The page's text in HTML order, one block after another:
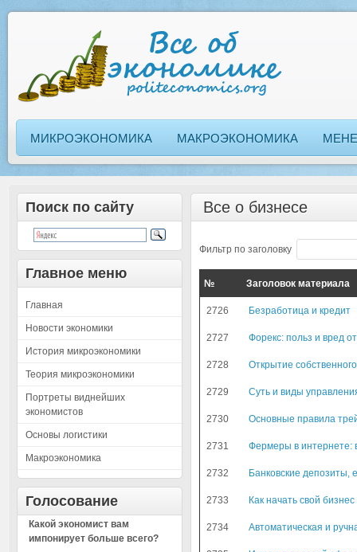
МИКРОЭКОНОМИКА МАКРОЭКОНОМИКА
Поиск по сайту
Главное меню
Главная
Новости экономики
История микроэкономики
Теория микроэкономики
Портреты виднейших
экономистов
Основы логистики
Макроэкономика
Голосование
Какой экономист вам
импонирует больше всего?
Все о бизнесе
Фильтр по заголовку
№ Заголовок материала
2726 Безработица и кредит
2727 Форекс: польз и вред
2728 Открытие
2729 Суть и виды
2730 Основные правила
2731 Фермеры в интернете:
2732 Банковские депозиты,
2733 Как начать свой
2734 Автоматическая и